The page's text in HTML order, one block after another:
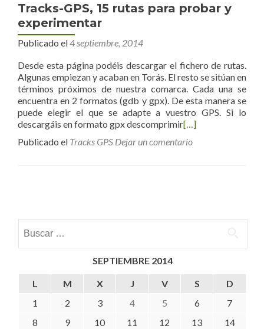
Tracks-GPS, 15 rutas para probar y
experimentar
Publicado el4 septiembre, 2014
Desde esta página podéis descargar el fichero de rutas.
Algunas empiezan y acaban en Torás. El resto se sitúan en
términos próximos de nuestra comarca. Cada una se
encuentra en 2 formatos (gdb y gpx). De esta manera se
puede elegir el que se adapte a vuestro GPS. Si lo
descargáis en formato gpx descomprimir[…]
Publicado el Tracks GPS Dejar un comentario
SEPTIEMBRE 2014
L M X J V S D
1 2 3 4 5 6
7
8
9 10 11 12 13
14